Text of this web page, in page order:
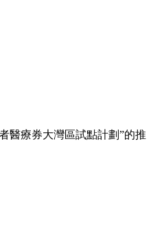
醫療券大灣區試點計劃”的推